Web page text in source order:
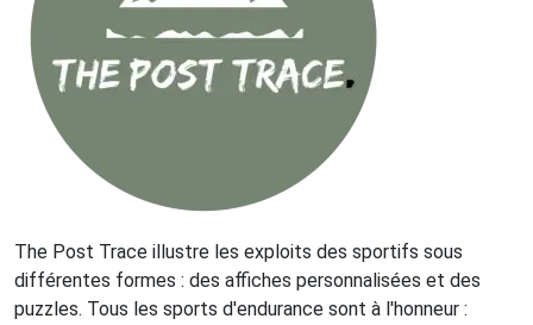
The Post Trace illustre les exploits des sportifs sous
différentes formes : des affiches personnalisées et des
puzzles. Tous les sports d'endurance sont à l'honneur :